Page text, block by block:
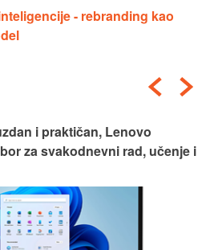
- rebranding kao
i praktičan, Lenovo
za svakodnevni rad, učenje i